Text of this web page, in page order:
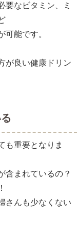
要なビタミン、ミ
可能です。
が良い健康ドリン
も重要となりま
含まれているの？
さんも少なくない